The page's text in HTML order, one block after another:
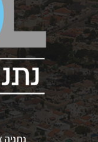
נתניה